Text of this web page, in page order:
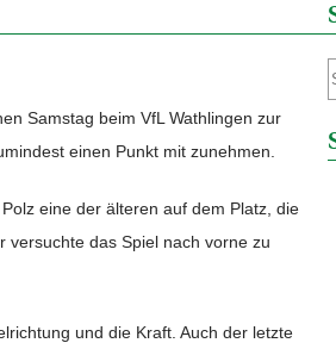
Samstag beim VfL Wathlingen zur
einen Punkt mit zunehmen.
eine der älteren auf dem Platz, die
versuchte das Spiel nach vorne zu
und die Kraft. Auch der letzte